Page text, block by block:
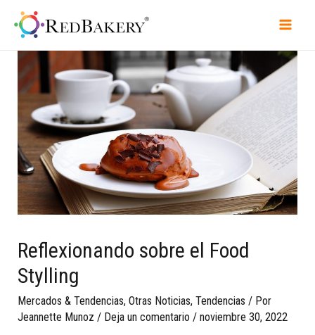
Reflexionando sobre el Food
Stylling
Mercados & Tendencias,Otras Noticias,Tendencias / Por
Jeannette Munoz / Deja un comentario /noviembre 30, 2022